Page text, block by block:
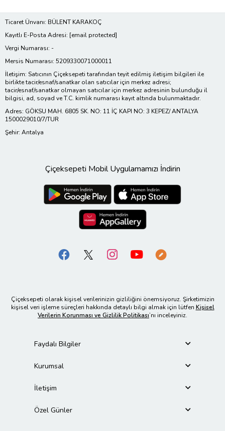
Ticaret Ünvanı: BÜLENT KARAKOÇ
Kayıtlı E-Posta Adresi: [email protected]
Vergi Numarası: -
Mersis Numarası: 5209330071000011
İletişim: Satıcının Çiçeksepeti tarafından teyit edilmiş iletişim bilgileri ile
birlikte tacir/esnaf/sanatkar olan satıcılar için merkez adresi;
tacir/esnaf/sanatkar olmayan satıcılar için merkez adresinin bulunduğu il
bilgisi, ad, soyad ve T.C. kimlik numarası kayıt altında bulunmaktadır.
Adres: GÖKSU MAH. 6805 SK. NO: 11 İÇ KAPI NO: 3 KEPEZ/ ANTALYA
1500029010/7/TUR
Şehir: Antalya
Çiçeksepeti Mobil Uygulamamızı İndirin
Çiçeksepeti olarak kişisel verilerinizin gizliliğini önemsiyoruz. Şirketimizin
kişisel veri işleme süreçleri hakkında detaylı bilgi almak için lütfen Kişisel
Verilerin Korunması ve Gizlilik Politikası’nı inceleyiniz.
Faydalı Bilgiler
Kurumsal
İletişim
Özel Günler